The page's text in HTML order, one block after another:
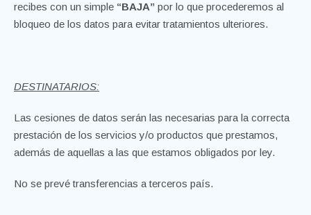
recibes con un simple “BAJA” por lo que procederemos al
bloqueo de los datos para evitar tratamientos ulteriores.
DESTINATARIOS:
Las cesiones de datos serán las necesarias para la correcta
prestación de los servicios y/o productos que prestamos,
además de aquellas a las que estamos obligados por ley.
No se prevé transferencias a terceros país.